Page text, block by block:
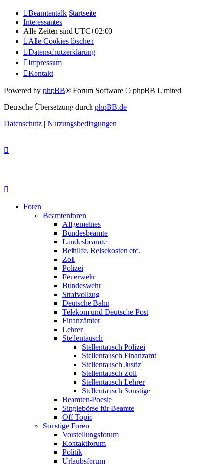
Beamtentalk Startseite
Interessantes
Alle Zeiten sind UTC+02:00
Alle Cookies löschen
Datenschutzerklärung
Impressum
Kontakt
Powered by phpBB® Forum Software © phpBB Limited
Deutsche Übersetzung durch phpBB.de
Datenschutz | Nutzungsbedingungen
Foren
Beamtenforen
Allgemeines
Bundesbeamte
Landesbeamte
Beihilfe, Reisekosten etc.
Zoll
Polizei
Feuerwehr
Bundeswehr
Strafvollzug
Deutsche Bahn
Telekom und Deutsche Post
Finanzämter
Lehrer
Stellentausch
Stellentausch Polizei
Stellentausch Finanzamt
Stellentausch Justiz
Stellentausch Zoll
Stellentausch Lehrer
Stellentausch Sonstige
Beamten-Poesie
Singlebörse für Beamte
Off Topic
Sonstige Foren
Vorstellungsforum
Kontaktforum
Politik
Urlaubsforum